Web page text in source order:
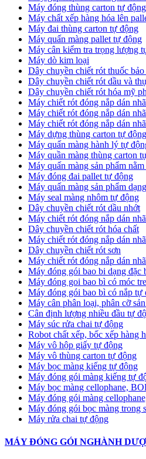
Máy đóng thùng carton tự động
Máy chất xếp hàng hóa lên
Máy đai thùng carton tự động
Máy quấn màng pallet tự động
Máy cân kiểm tra trọng lượng
Máy dò kim loại
Dây chuyền chiết rót thuốc
Dây chuyền chiết rót dầu và
Dây chuyền chiết rót hóa mỹ
Máy chiết rót đóng nắp dán
Máy chiết rót đóng nắp dán
Máy chiết rót đóng nắp dán
Máy dựng thùng carton tự động
Máy quấn màng hành lý tự
Máy quần màng thùng carton
Máy quấn màng sản phẩm
Máy đóng đai pallet tự động
Máy quấn màng sản phẩm
Máy seal màng nhôm tự động
Dây chuyền chiết rót dầu nhớt
Máy chiết rót đóng nắp dán
Dây chuyền chiết rót hóa chất
Máy chiết rót đóng nắp dán
Dây chuyền chiết rót sơn
Máy chiết rót đóng nắp dán
Máy đóng gói bao bi dạng đặc
Máy đóng goi bao bì có móc
Máy đóng gói bao bì có nắp tự
Máy cân phân loại, phân cỡ
Cân định lượng nhiều đầu tự
Máy súc rửa chai tự động
Robot chất xếp, bốc xếp hàng
Máy vô hộp giấy tự động
Máy vô thùng carton tự động
Máy bọc màng kiếng tự động
Máy đóng gói màng kiếng tự
Máy bọc màng cellophane,
Máy đóng gói màng
Máy đóng gói bọc màng trong
Máy rửa chai tự động
MÁY ĐÓNG GÓI NGHÀNH